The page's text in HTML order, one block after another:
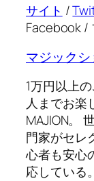
サイト /
Facebook /
マジック
1万円以上
人までお楽
MAJION。
門家がセレ
心者も安心
応している。